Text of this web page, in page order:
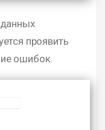
проявить
ошибок.